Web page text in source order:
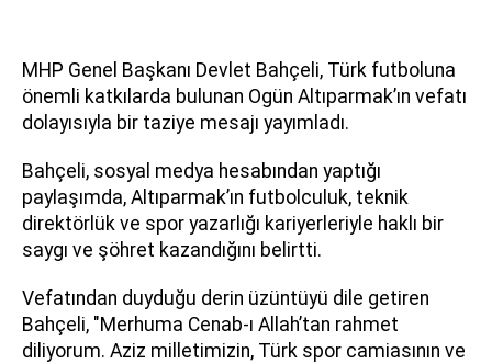
MHP Genel Başkanı Devlet Bahçeli, Türk futboluna
önemli katkılarda bulunan Ogün Altıparmak’ın vefatı
dolayısıyla bir taziye mesajı yayımladı.
Bahçeli, sosyal medya hesabından yaptığı
paylaşımda, Altıparmak’ın futbolculuk, teknik
direktörlük ve spor yazarlığı kariyerleriyle haklı bir
saygı ve şöhret kazandığını belirtti.
Vefatından duyduğu derin üzüntüyü dile getiren
Bahçeli, "Merhuma Cenab-ı Allah’tan rahmet
diliyorum. Aziz milletimizin, Türk spor camiasının ve